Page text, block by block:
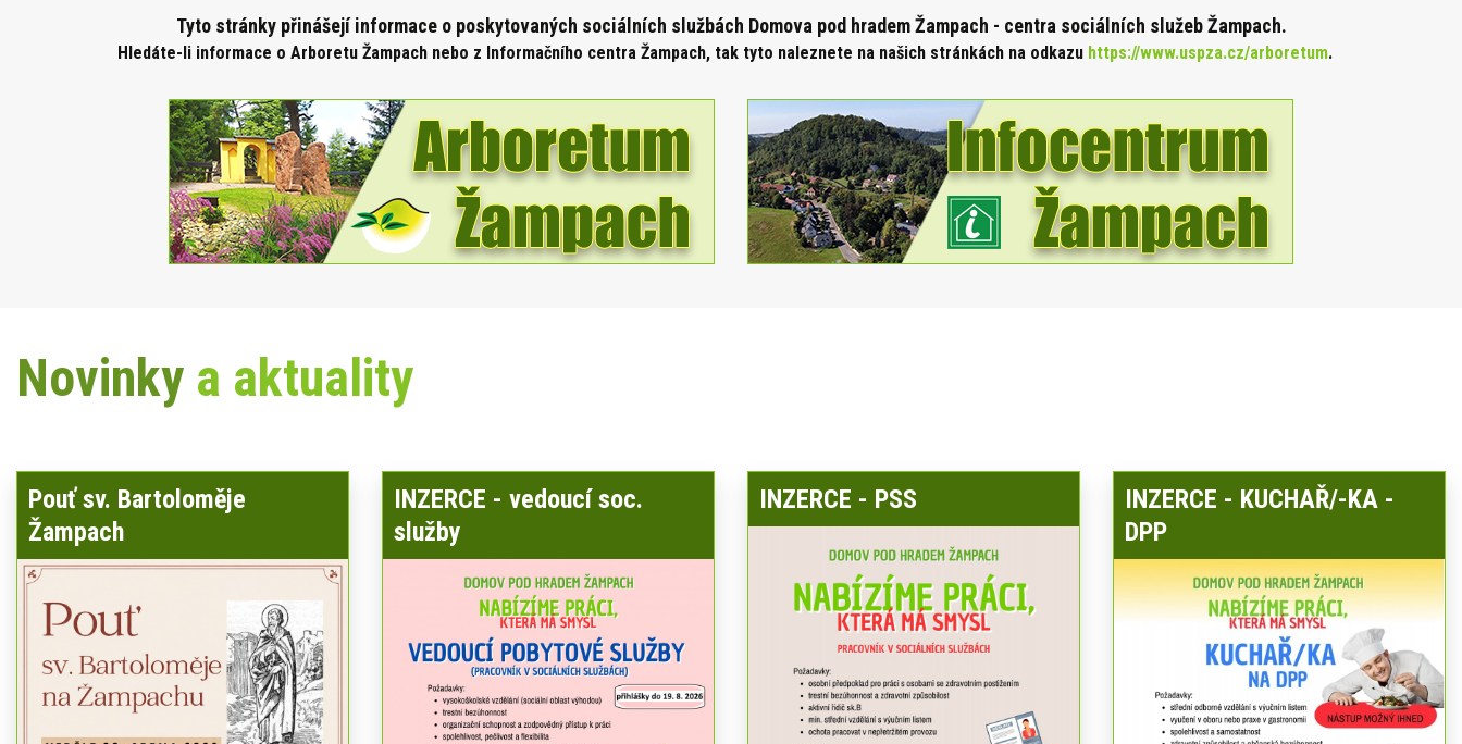
Tyto stránky přinášejí informace o poskytovaných sociálních službách Domova pod hradem Žampach - centra sociálních služeb Žampach.
Hledáte-li informace o Arboretu Žampach nebo z Informačního centra Žampach, tak tyto naleznete na našich stránkách na odkazu https://www.uspza.cz/arboretum.
Novinky a aktuality
Pouť sv. Bartoloměje
Žampach
INZERCE - vedoucí soc.
služby
INZERCE - PSS
INZERCE - KUCHAŘ/-KA -
DPP